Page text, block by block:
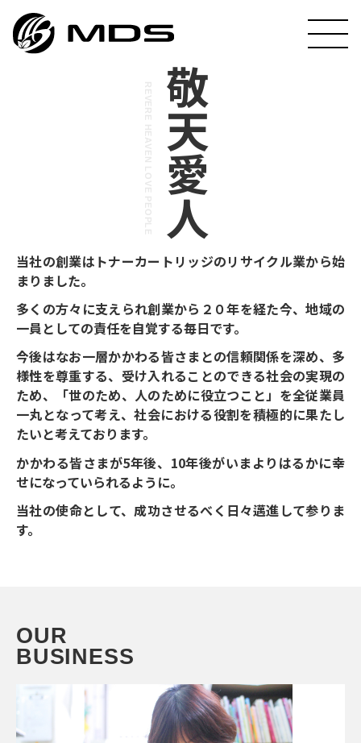
PEOP
敬天愛人
当社の創業はトナーカートリッジのリサイクル業から始
まりました。
多くの方々に支えられ創業から２０年を経た今、地域の
一員としての責任を自覚する毎日です。
今後はなお一層かかわる皆さまとの信頼関係を深め、多
様性を尊重する、受け入れることのできる社会の実現の
ため、「世のため、人のために役立つこと」を全従業員
一丸となって考え、社会における役割を積極的に果たし
たいと考えております。
かかわる皆さまが5年後、10年後がいまよりはるかに幸
せになっていられるように。
当社の使命として、成功させるべく日々邁進して参りま
す。
OUR
BUSINESS